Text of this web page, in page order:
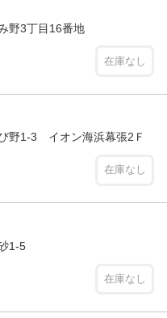
野3丁目16番地
在庫なし
野1-3 イオン海浜幕張2Ｆ
在庫なし
1-5
在庫なし